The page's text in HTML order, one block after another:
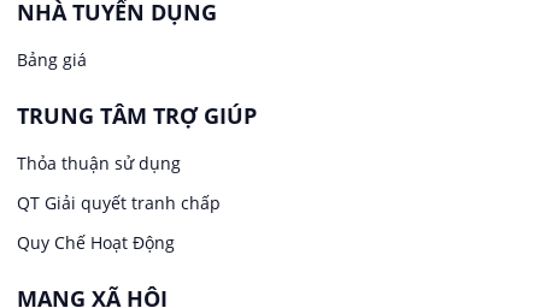
Lễ tân
May mặc
Ngân hàng
Việc làm tại Thới Long
Việc làm tại Trung Nhất
Việc làm tại Thuận Hưng
Việc làm tại Vị Thanh
NHÀ TUYỂN DỤNG
Bảng giá
TRUNG TÂM TRỢ GIÚP
Thỏa thuận sử dụng
QT Giải quyết tranh chấp
Quy Chế Hoạt Động
MẠNG XÃ HỘI